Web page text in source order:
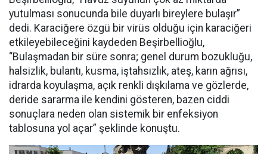
yutulması sonucunda bile duyarlı bireylere bulaşır”
dedi. Karaciğere özgü bir virüs olduğu için karaciğeri
etkileyebileceğini kaydeden Beşirbellioğlu,
“Bulaşmadan bir süre sonra; genel durum bozukluğu,
halsizlik, bulantı, kusma, iştahsızlık, ateş, karın ağrısı,
idrarda koyulaşma, açık renkli dışkılama ve gözlerde,
deride sararma ile kendini gösteren, bazen ciddi
sonuçlara neden olan sistemik bir enfeksiyon
tablosuna yol açar” şeklinde konuştu.